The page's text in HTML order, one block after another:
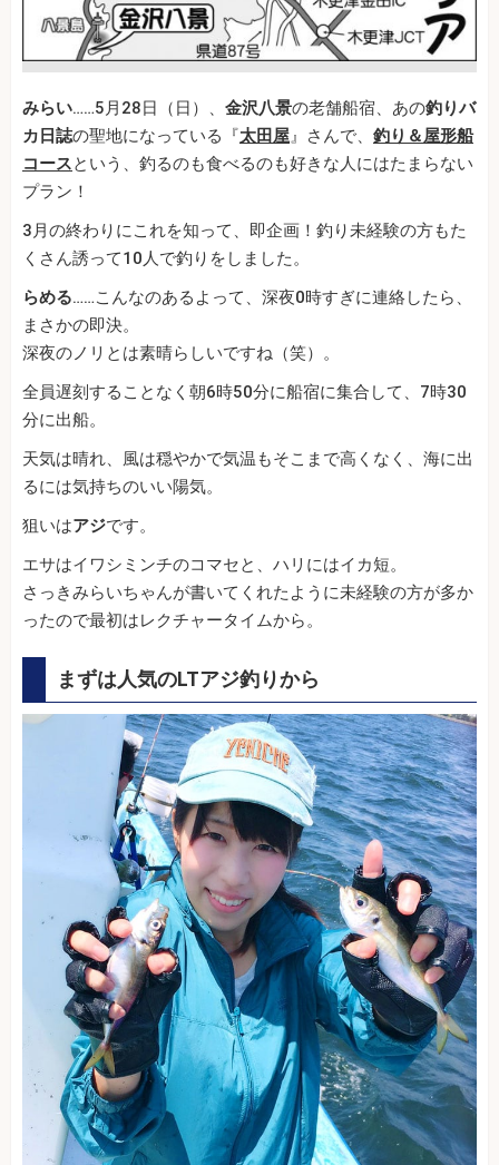
みらい……5月28日（日）、 金沢八景の老舗船宿、あの釣りバ
カ日誌の聖地になっている『太田屋』さんで、 釣り＆屋形船
コースという、釣るのも食べるのも好きな人にはたまらない
プラン！
3月の終わりにこれを知って、即企画！釣り未経験の方もた
くさん誘って10人で釣りをしました。
らめる……こんなのあるよって、深夜0時すぎに連絡したら、
まさかの即決。
深夜のノリとは素晴らしいですね（笑）。
全員遅刻することなく朝6時50分に船宿に集合して、7時30
分に出船。
天気は晴れ、風は穏やかで気温もそこまで高くなく、海に出
るには気持ちのいい陽気。
狙いはアジです。
エサはイワシミンチのコマセと、ハリにはイカ短。
さっきみらいちゃんが書いてくれたように未経験の方が多か
ったので最初はレクチャータイムから。
まずは人気のLTアジ釣りから